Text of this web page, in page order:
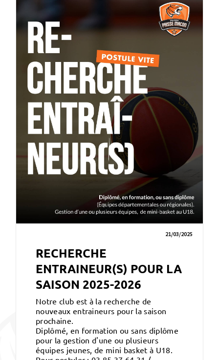
21/03/2025
RECHERCHE
ENTRAINEUR(S) POUR LA
SAISON 2025-2026
Notre club est à la recherche de
nouveaux entraineurs pour la saison
prochaine.
Diplômé, en formation ou sans diplôme
pour la gestion d'une ou plusieurs
équipes jeunes, de mini basket à U18.